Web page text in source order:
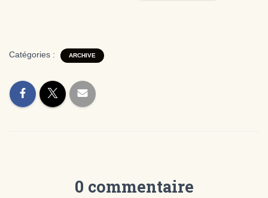
Catégories : ARCHIVE
0 commentaire